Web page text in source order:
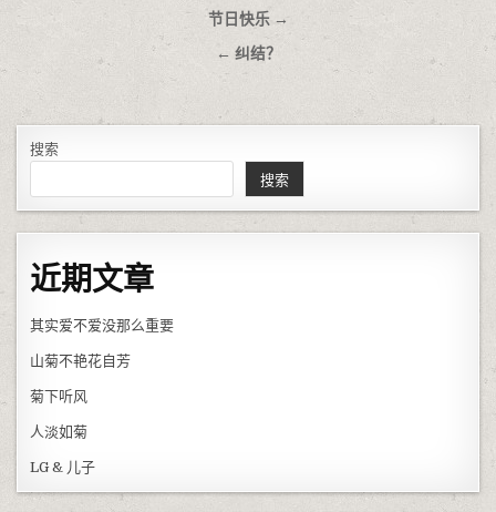
文章导航 节日快乐 →
← 纠结？
搜索
搜索
近期文章
其实爱不爱没那么重要
山菊不艳花自芳
菊下听风
人淡如菊
LG & 儿子